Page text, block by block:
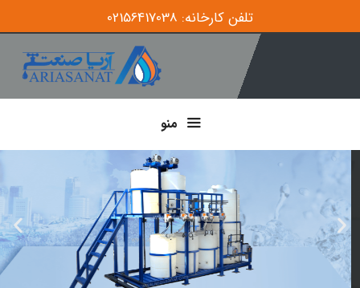
تلفن کارخانه: 02156417038
منو